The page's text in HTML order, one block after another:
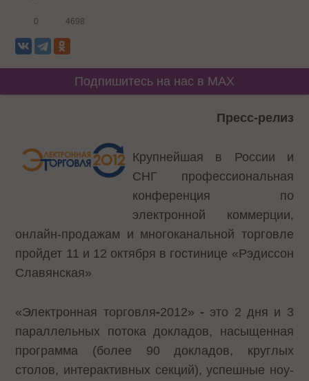
0 4698
Подпишитесь на нас в MAX
Пресс-релиз
Крупнейшая в России и
СНГ профессиональная
конференция по
электронной коммерции,
онлайн-продажам и многоканальной торговле
пройдет 11 и 12 октября в гостинице «Рэдиссон
Славянская»
«Электронная торговля-2012» - это 2 дня и 3
параллельных потока докладов, насыщенная
программа (более 90 докладов, круглых
столов, интерактивных секций), успешные ноу-